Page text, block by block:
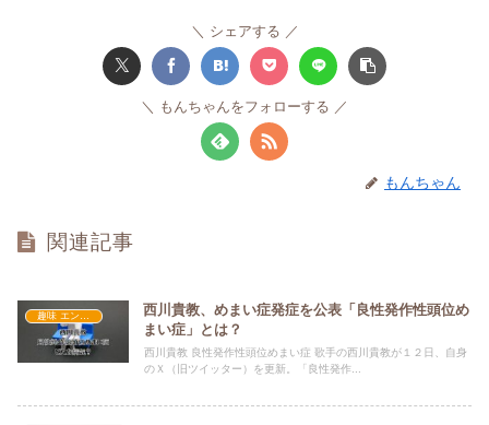
シェアする
もんちゃんをフォローする
もんちゃん
関連記事
西川貴教、めまい症発症を公表「良性発作性頭位め
まい症」とは？
西川貴教 良性発作性頭位めまい症 歌手の西川貴教が１２日、自身
のＸ（旧ツイッター）を更新。「良性発作...